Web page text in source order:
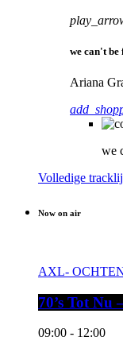
we can't
Ariana
we
Volledige
Now on air
AXL-
70’s Tot Nu
09:00 - 12:00